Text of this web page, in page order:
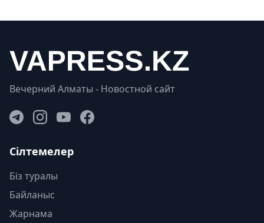
Вечерний Алматы - Новостной сайт
Сілтемелер
Біз туралы
Байланыс
Жарнама